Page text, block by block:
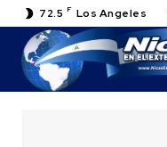
72.5 F Los Angeles